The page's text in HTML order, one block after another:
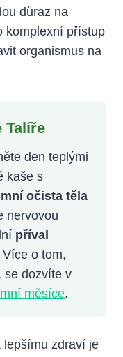
důraz na
komplexní přístup
organismus na
Talíře
den teplými
kaše s
očista těla
nervovou
příval
o tom,
se dozvíte v
měsíce.
lepšímu zdraví je